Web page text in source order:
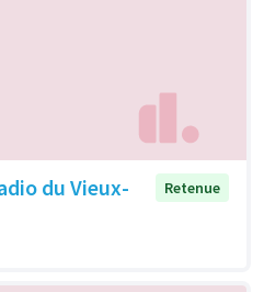
du Vieux-
Retenue